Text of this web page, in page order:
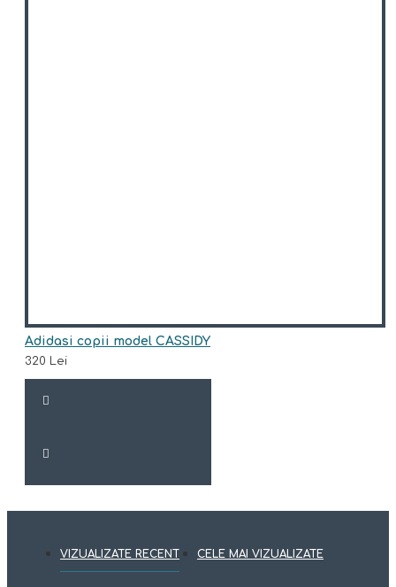
Adidasi copii model CASSIDY
320 Lei
VIZUALIZATE RECENT CELE MAI VIZUALIZATE